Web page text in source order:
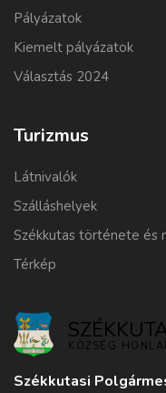
Pályázatok
Kiemelt pályázatok
Választás 2024
Turizmus
Látnivalók
Szálláshelyek
Székkutas története és
Térkép
KÖZSÉG
Székkutasi